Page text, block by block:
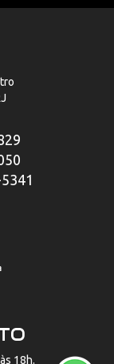
18h.